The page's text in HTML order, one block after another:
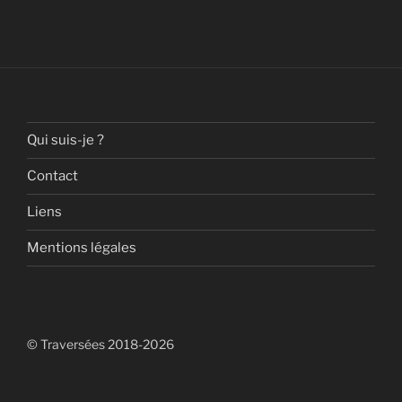
Qui suis-je ?
Contact
Liens
Mentions légales
© Traversées 2018-2026